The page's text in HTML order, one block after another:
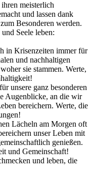
meisterlich
und lassen dank
Besonderen werden.
Seele leben:
in Krisenzeiten immer für
und nachhaltigen
sie stammen. Werte,
unsere ganz besonderen
Augenblicke, an die wir
bereichern. Werte, die
Lächeln am Morgen oft
unser Leben mit
genießen.
und Gemeinschaft!
und leben, die